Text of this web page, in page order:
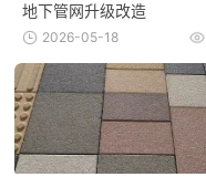
地下管网升级改造
2026-05-18